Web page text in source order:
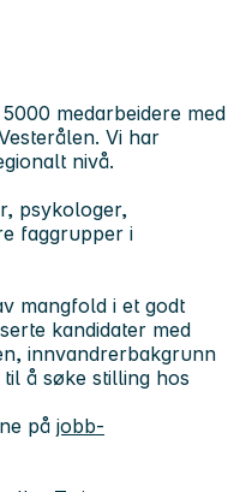
medarbeidere med
Vi har
nivå.
psykologer,
faggrupper i
mangfold i et godt
kandidater med
innvandrerbakgrunn
å søke stilling hos
på jobb-